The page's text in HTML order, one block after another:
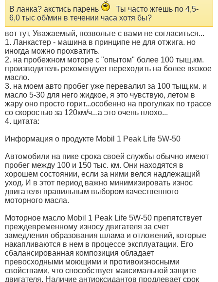
В ланка? акстись парень
Ты часто жгешь по 4,5-
6,0 тыс об/мин в течении часа хотя бы?
вот тут, Уважаемый, позвольте с вами не согласиться...
1. Ланкастер - машина в принципе не для отжига. но
иногда можно прохватить.
2. на пробежном моторе с "опытом" более 100 тыщ.км.
производитель рекомендует переходить на более вязкое
масло.
3. на моем авто пробег уже перевалил за 100 тыщ.км. и
масло 5-30 для него жидкое, я это чувствую, летом в
жару оно просто горит...особенно на прогулках по трассе
со скоростью за 120км/ч...а это очень плохо...
4. цитата:
Информация о продукте Mobil 1 Peak Life 5W-50
Автомобили на пике срока своей службы обычно имеют
пробег между 100 и 150 тыс. км. Они находятся в
хорошем состоянии, если за ними велся надлежащий
уход. И в этот период важно минимизировать износ
двигателя правильным выбором качественного
моторного масла.
Моторное масло Mobil 1 Peak Life 5W-50 препятствует
преждевременному износу двигателя за счет
замедления образования шлама и отложений, которые
накапливаются в нем в процессе эксплуатации. Его
сбалансированная композиция обладает
превосходными моющими и противоизносными
свойствами, что способствует максимальной защите
двигателя. Наличие антиоксидантов продлевает срок